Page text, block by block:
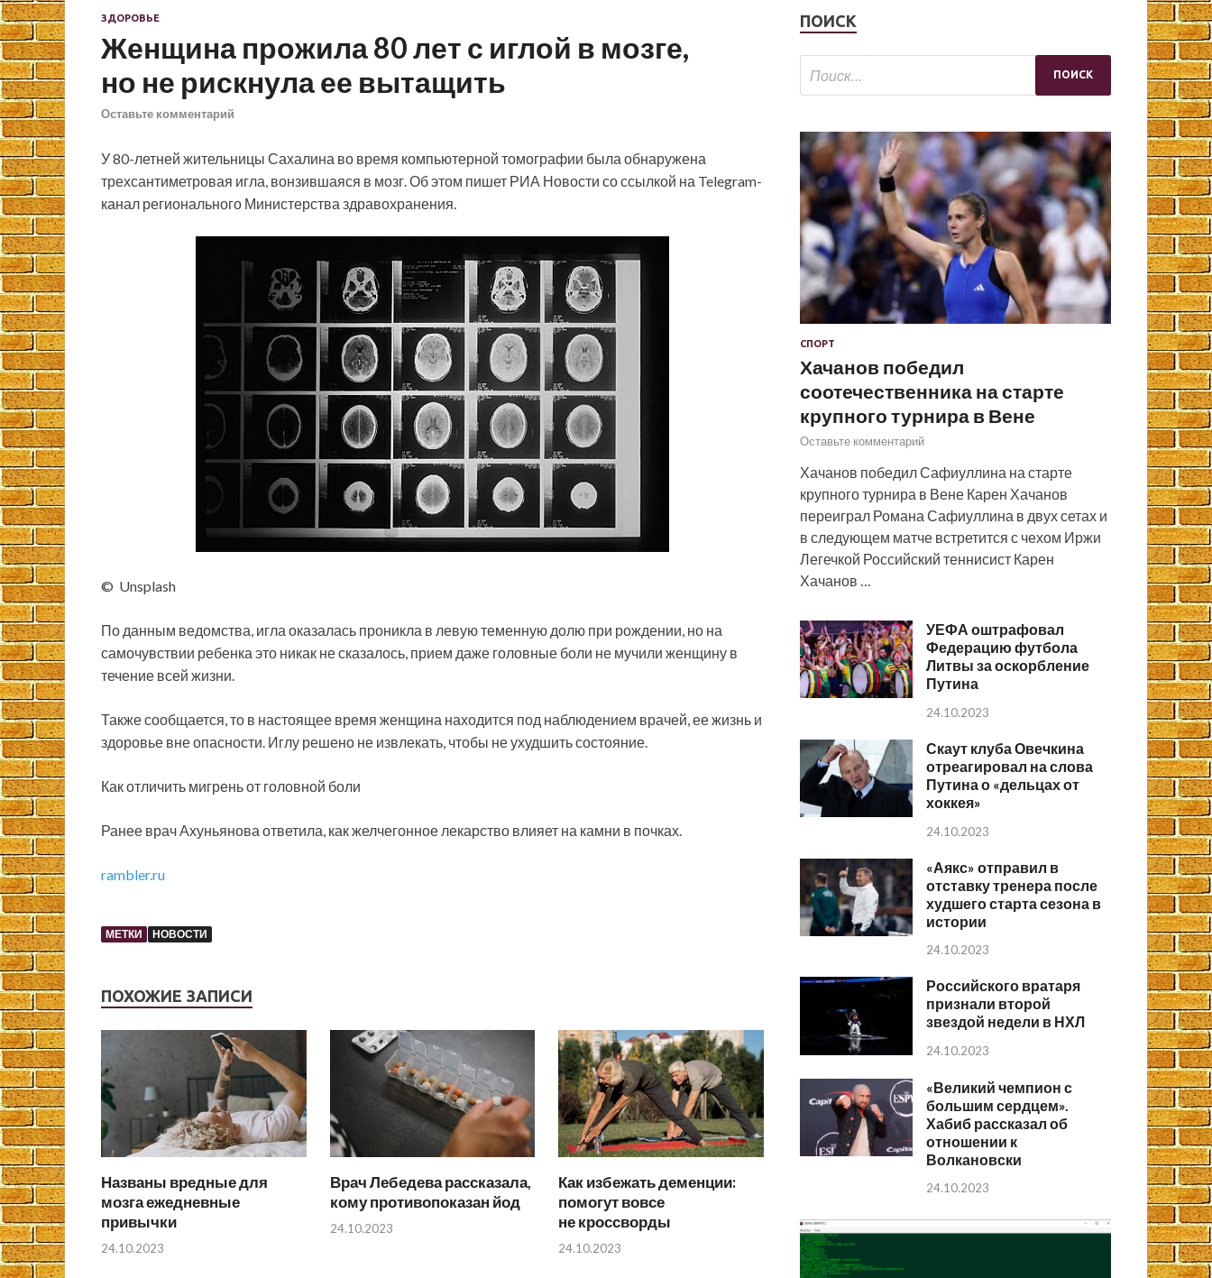
ЗДОРОВЬЕ
Женщина прожила 80 лет с иглой в мозге,
но не рискнула ее вытащить
Оставьте комментарий
У 80-летней жительницы Сахалина во время компьютерной томографии была обнаружена
трехсантиметровая игла, вонзившаяся в мозг. Об этом пишет РИА Новости со ссылкой на Telegram-
канал регионального Министерства здравохранения.
© Unsplash
По данным ведомства, игла оказалась проникла в левую теменную долю при рождении, но на
самочувствии ребенка это никак не сказалось, прием даже головные боли не мучили женщину в
течение всей жизни.
Также сообщается, то в настоящее время женщина находится под наблюдением врачей, ее жизнь и
здоровье вне опасности. Иглу решено не извлекать, чтобы не ухудшить состояние.
Как отличить мигрень от головной боли
Ранее врач Ахуньянова ответила, как желчегонное лекарство влияет на камни в почках.
rambler.ru
МЕТКИ НОВОСТИ
ПОХОЖИЕ ЗАПИСИ
Названы вредные для
мозга ежедневные
привычки
24.10.2023
Врач Лебедева рассказала,
кому противопоказан йод
24.10.2023
Как избежать деменции:
помогут вовсе
не кроссворды
24.10.2023
ПОИСК
СПОРТ
Хачанов победил
соотечественника на старте
крупного турнира в Вене
Оставьте комментарий
Хачанов победил Сафиуллина на старте
крупного турнира в Вене Карен Хачанов
переиграл Романа Сафиуллина в двух сетах и
в следующем матче встретится с чехом Иржи
Легечкой Российский теннисист Карен
Хачанов …
УЕФА оштрафовал
Федерацию футбола
Литвы за оскорбление
Путина
24.10.2023
Скаут клуба Овечкина
отреагировал на слова
Путина о «дельцах от
хоккея»
24.10.2023
«Аякс» отправил в
отставку тренера после
худшего старта сезона в
истории
24.10.2023
Российского вратаря
признали второй
звездой недели в НХЛ
24.10.2023
«Великий чемпион с
большим сердцем».
Хабиб рассказал об
отношении к
Волкановски
24.10.2023